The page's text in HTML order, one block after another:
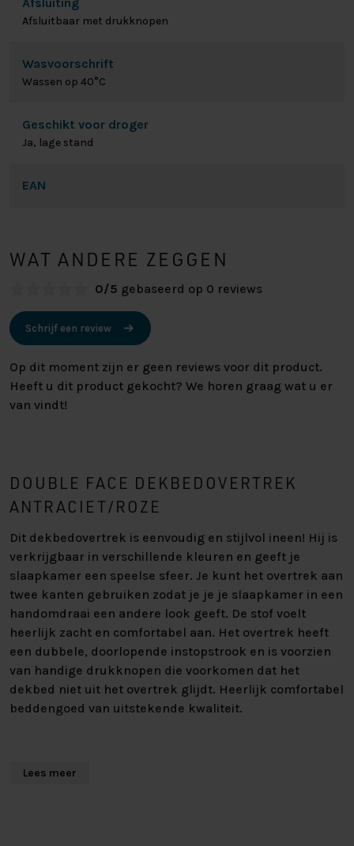
Afsluitbaar met drukknopen
Wasvoorschrift
Wassen op 40°C
Geschikt voor droger
Ja, lage stand
EAN
WAT ANDERE ZEGGEN
0/5 gebaseerd op 0 reviews
Schrijf een review
Op dit moment zijn er geen reviews voor dit product.
Heeft u dit product gekocht? We horen graag wat u er
van vindt!
DOUBLE FACE DEKBEDOVERTREK
ANTRACIET/ROZE
Dit dekbedovertrek is eenvoudig en stijlvol ineen! Hij is
verkrijgbaar in verschillende kleuren en geeft je
slaapkamer een speelse sfeer. Je kunt het overtrek aan
twee kanten gebruiken zodat je je je slaapkamer in een
handomdraai een andere look geeft. De stof voelt
heerlijk zacht en comfortabel aan. Het overtrek heeft
een dubbele, doorlopende instopstrook en is voorzien
van handige drukknopen die voorkomen dat het
dekbed niet uit het overtrek glijdt. Heerlijk comfortabel
beddengoed van uitstekende kwaliteit.
Dit dekbedovertrek is gemaakt van gemengd katoen,
Lees meer